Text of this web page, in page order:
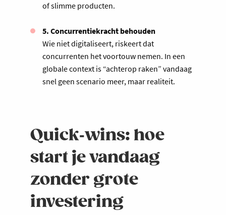
of slimme producten.
5. Concurrentiekracht behouden
Wie niet digitaliseert, riskeert dat
concurrenten het voortouw nemen. In een
globale context is “achterop raken” vandaag
snel geen scenario meer, maar realiteit.
Quick‐wins: hoe
start je vandaag
zonder grote
investering